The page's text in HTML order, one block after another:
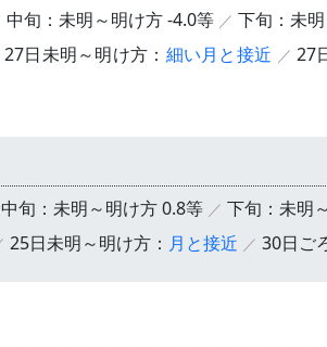
中旬：未明～明け方 -4.0等
下旬：未
27日未明～明け方： 細い月と接近 27
中旬：未明～明け方 0.8等
下旬：未明
25日未明～明け方： 月と接近 30日ご